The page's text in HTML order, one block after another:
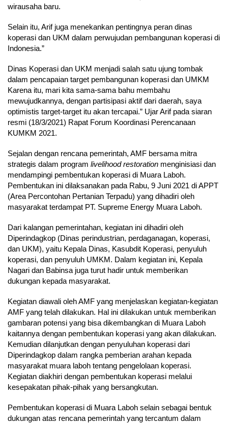
wirausaha baru.
Selain itu, Arif juga menekankan pentingnya peran dinas
koperasi dan UKM dalam perwujudan pembangunan koperasi di
Indonesia.”
Dinas Koperasi dan UKM menjadi salah satu ujung tombak
dalam pencapaian target pembangunan koperasi dan UMKM
Karena itu, mari kita sama-sama bahu membahu
mewujudkannya, dengan partisipasi aktif dari daerah, saya
optimistis target-target itu akan tercapai.” Ujar Arif pada siaran
resmi (18/3/2021) Rapat Forum Koordinasi Perencanaan
KUMKM 2021.
Sejalan dengan rencana pemerintah, AMF bersama mitra
strategis dalam program livelihood restoration menginisiasi dan
mendampingi pembentukan koperasi di Muara Laboh.
Pembentukan ini dilaksanakan pada Rabu, 9 Juni 2021 di APPT
(Area Percontohan Pertanian Terpadu) yang dihadiri oleh
masyarakat terdampat PT. Supreme Energy Muara Laboh.
Dari kalangan pemerintahan, kegiatan ini dihadiri oleh
Diperindagkop (Dinas perindustrian, perdaganagan, koperasi,
dan UKM), yaitu Kepala Dinas, Kasubdit Koperasi, penyuluh
koperasi, dan penyuluh UMKM. Dalam kegiatan ini, Kepala
Nagari dan Babinsa juga turut hadir untuk memberikan
dukungan kepada masyarakat.
Kegiatan diawali oleh AMF yang menjelaskan kegiatan-kegiatan
AMF yang telah dilakukan. Hal ini dilakukan untuk memberikan
gambaran potensi yang bisa dikembangkan di Muara Laboh
kaitannya dengan pembentukan koperasi yang akan dilakukan.
Kemudian dilanjutkan dengan penyuluhan koperasi dari
Diperindagkop dalam rangka pemberian arahan kepada
masyarakat muara laboh tentang pengelolaan koperasi.
Kegiatan diakhiri dengan pembentukan koperasi melalui
kesepakatan pihak-pihak yang bersangkutan.
Pembentukan koperasi di Muara Laboh selain sebagai bentuk
dukungan atas rencana pemerintah yang tercantum dalam